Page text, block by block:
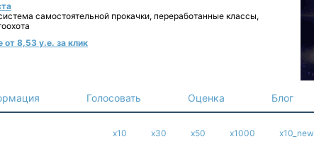
самостоятельной прокачки, переработанные классы,
от 8,53 у.е. за клик
Голосовать Оценка Блог
x10 x30 x50 x1000 x10_new